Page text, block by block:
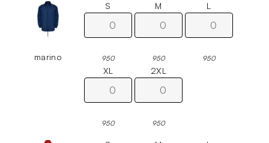
marino
S
950
M
950
L
950
XL
950
2XL
950